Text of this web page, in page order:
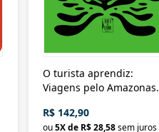
O turista aprendiz:
Viagens pelo Amazonas
até a Bolívia e por Marajó
R$ 142,90
ou5X de R$ 28,58sem juros